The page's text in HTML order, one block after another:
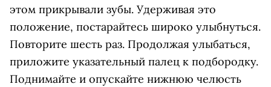
этом прикрывали зубы. Удерживая это
положение, постарайтесь широко улыбнуться.
Повторите шесть раз. Продолжая улыбаться,
приложите указательный палец к подбородку.
Поднимайте и опускайте нижнюю челюсть